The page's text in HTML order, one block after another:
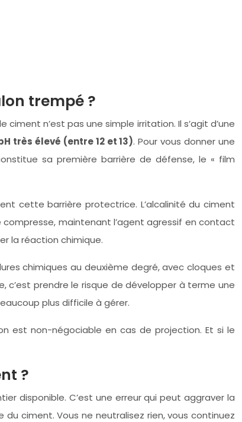
trempé ?
n’est pas une simple irritation. Il s’agit d’une
très élevé (entre 12 et 13). Pour vous donner une
sa première barrière de défense, le « film
cette barrière protectrice. L’alcalinité du ciment
compresse, maintenant l’agent agressif en contact
la réaction chimique.
chimiques au deuxième degré, avec cloques et
c’est prendre le risque de développer à terme une
plus difficile à gérer.
est non-négociable en cas de projection. Et si le
?
disponible. C’est une erreur qui peut aggraver la
ciment. Vous ne neutralisez rien, vous continuez